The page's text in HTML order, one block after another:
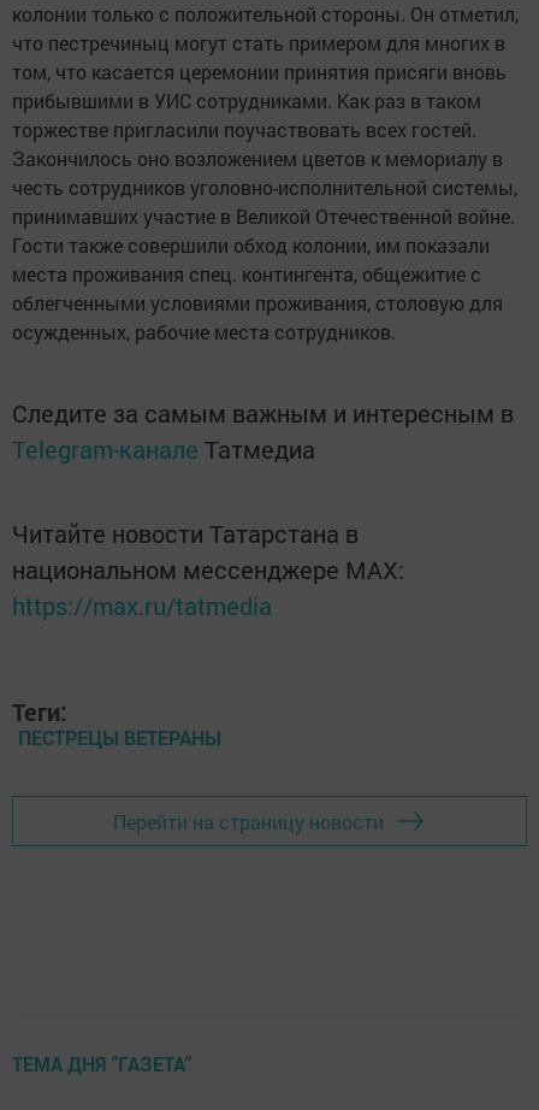
колонии только с положительной стороны. Он отметил,
что пестречиныц могут стать примером для многих в
том, что касается церемонии принятия присяги вновь
прибывшими в УИС сотрудниками. Как раз в таком
торжестве пригласили поучаствовать всех гостей.
Закончилось оно возложением цветов к мемориалу в
честь сотрудников уголовно-исполнительной системы,
принимавших участие в Великой Отечественной войне.
Гости также совершили обход колонии, им показали
места проживания спец. контингента, общежитие с
облегченными условиями проживания, столовую для
осужденных, рабочие места сотрудников.
Следите за самым важным и интересным в
Telegram-канале Татмедиа
Читайте новости Татарстана в
национальном мессенджере MАХ:
https://max.ru/tatmedia
Теги:
ПЕСТРЕЦЫ ВЕТЕРАНЫ
Перейти на страницу новости
ТЕМА ДНЯ "ГАЗЕТА"